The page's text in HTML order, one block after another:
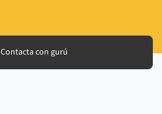
Contacta con gurú